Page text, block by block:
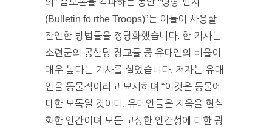
(Bulletin fo rthe Troops)”는 이들이 사용할
잔인한 방법들을 정당화했습니다. 한 기사는
소련군의 공산당 장교들 중 유대인의 비율이
매우 높다는 기사를 실었습니다. 저자는 유대
인을 동물적이라고 묘사하며 “이것은 동물에
대한 모독일 것이다. 유대인들은 지옥을 현실
화한 인간이며 모든 고상한 인간성에 대한 광